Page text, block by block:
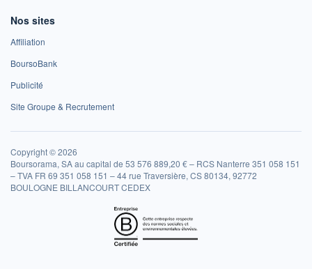
Nos sites
Affiliation
BoursoBank
Publicité
Site Groupe & Recrutement
Copyright © 2026
Boursorama, SA au capital de 53 576 889,20 € – RCS Nanterre 351 058 151
– TVA FR 69 351 058 151 – 44 rue Traversière, CS 80134, 92772
BOULOGNE BILLANCOURT CEDEX